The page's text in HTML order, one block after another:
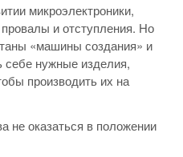
микроэлектроники,
и отступления. Но
«машины создания» и
себе нужные изделия,
производить их на
не оказаться в положении